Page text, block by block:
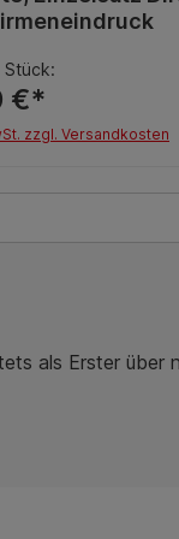
€*
zzgl. Versandkosten
Details
als Erster